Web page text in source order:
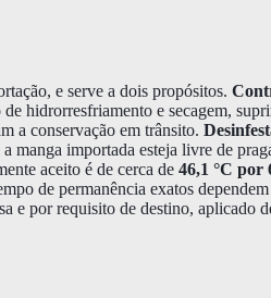
e serve a dois propósitos.
de hidrorresfriamento e secagem,
a conservação em trânsito.
manga importada esteja livre de
aceito é de cerca de 46,1 °C por
de permanência exatos dependem
e por requisito de destino, aplicado